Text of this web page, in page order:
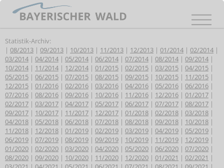
Statistik-Archiv:
| 08/2013 | 09/2013 | 10/2013 | 11/2013 | 12/2013 | 01/2014 | 02/2014 |
03/2014 | 04/2014 | 05/2014 | 06/2014 | 07/2014 | 08/2014 | 09/2014 |
10/2014 | 11/2014 | 12/2014 | 01/2015 | 02/2015 | 03/2015 | 04/2015 |
05/2015 | 06/2015 | 07/2015 | 08/2015 | 09/2015 | 10/2015 | 11/2015 |
12/2015 | 01/2016 | 02/2016 | 03/2016 | 04/2016 | 05/2016 | 06/2016 |
07/2016 | 08/2016 | 09/2016 | 10/2016 | 11/2016 | 12/2016 | 01/2017 |
02/2017 | 03/2017 | 04/2017 | 05/2017 | 06/2017 | 07/2017 | 08/2017 |
09/2017 | 10/2017 | 11/2017 | 12/2017 | 01/2018 | 02/2018 | 03/2018 |
04/2018 | 05/2018 | 06/2018 | 07/2018 | 08/2018 | 09/2018 | 10/2018 |
11/2018 | 12/2018 | 01/2019 | 02/2019 | 03/2019 | 04/2019 | 05/2019 |
06/2019 | 07/2019 | 08/2019 | 09/2019 | 10/2019 | 11/2019 | 12/2019 |
01/2020 | 02/2020 | 03/2020 | 04/2020 | 05/2020 | 06/2020 | 07/2020 |
08/2020 | 09/2020 | 10/2020 | 11/2020 | 12/2020 | 01/2021 | 02/2021 |